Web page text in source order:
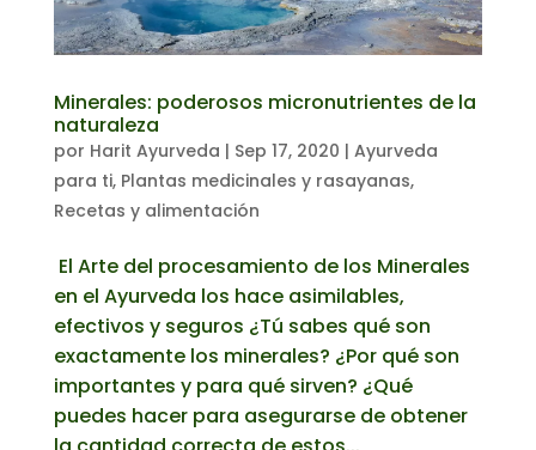
Minerales: poderosos micronutrientes de la
naturaleza
por Harit Ayurveda | Sep 17, 2020 | Ayurveda
para ti, Plantas medicinales y rasayanas,
Recetas y alimentación
El Arte del procesamiento de los Minerales
en el Ayurveda los hace asimilables,
efectivos y seguros ¿Tú sabes qué son
exactamente los minerales? ¿Por qué son
importantes y para qué sirven? ¿Qué
puedes hacer para asegurarse de obtener